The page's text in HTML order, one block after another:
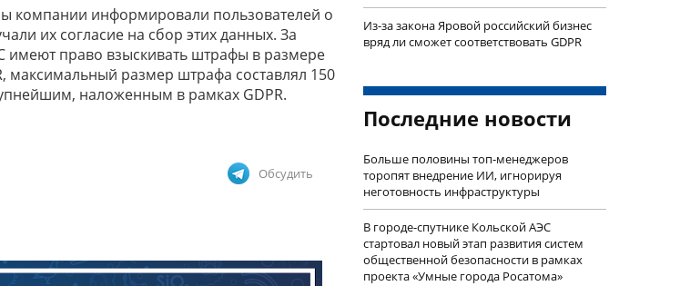
компании информировали пользователей о
их согласие на сбор этих данных. За
имеют право взыскивать штрафы в размере
максимальный размер штрафа составлял 150
наложенным в рамках GDPR.
Обсудить
Из-за закона Яровой российский бизнес
вряд ли сможет соответствовать GDPR
Последние новости
Больше половины топ-менеджеров
торопят внедрение ИИ, игнорируя
неготовность инфраструктуры
В городе-спутнике Кольской АЭС
стартовал новый этап развития систем
общественной безопасности в рамках
проекта «Умные города Росатома»